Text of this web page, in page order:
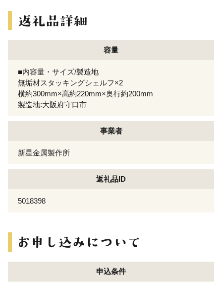
容量
■内容量・サイズ/製造地
無垢材スタッキングシェルフ×2
横約300mm×高約220mm×奥行約200mm
製造地:大阪府守口市
事業者
新星金属製作所
返礼品ID
5018398
申込条件